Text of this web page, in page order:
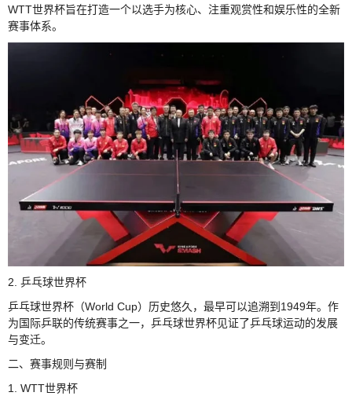
WTT世界杯旨在打造一个以选手为核心、注重观赏性和娱乐性的全新
赛事体系。
2. 乒乓球世界杯
乒乓球世界杯（World Cup）历史悠久，最早可以追溯到1949年。作
为国际乒联的传统赛事之一，乒乓球世界杯见证了乒乓球运动的发展
与变迁。
二、赛事规则与赛制
1. WTT世界杯